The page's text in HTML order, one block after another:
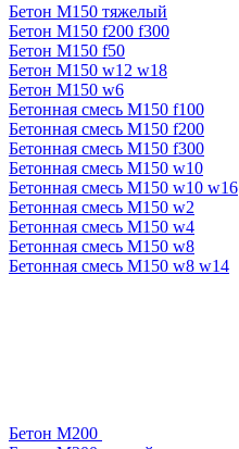
Бетон М150 тяжелый
Бетон М150 f200 f300
Бетон М150 f50
Бетон М150 w12 w18
Бетон М150 w6
Бетонная смесь М150 f100
Бетонная смесь М150 f200
Бетонная смесь М150 f300
Бетонная смесь М150 w10
Бетонная смесь М150 w10 w16
Бетонная смесь М150 w2
Бетонная смесь М150 w4
Бетонная смесь М150 w8
Бетонная смесь М150 w8 w14
Бетон М200